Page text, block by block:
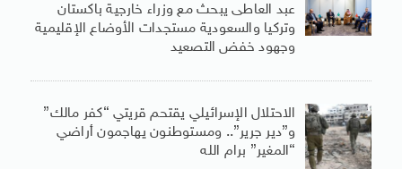
عبد العاطى يبحث مع وزراء خارجية باكستان
وتركيا والسعودية مستجدات الأوضاع الإقليمية
وجهود خفض التصعيد
الاحتلال الإسرائيلي يقتحم قريتي “كفر مالك”
و”دير جرير”.. ومستوطنون يهاجمون أراضي
“المغير” برام الله